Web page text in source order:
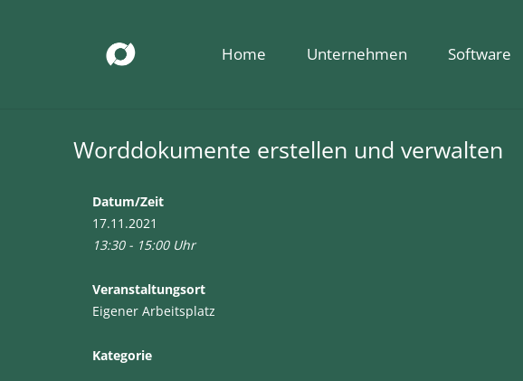
Home Unternehmen Software
Worddokumente erstellen und verwalten
Datum/Zeit
17.11.2021
13:30 - 15:00 Uhr
Veranstaltungsort
Eigener Arbeitsplatz
Kategorie